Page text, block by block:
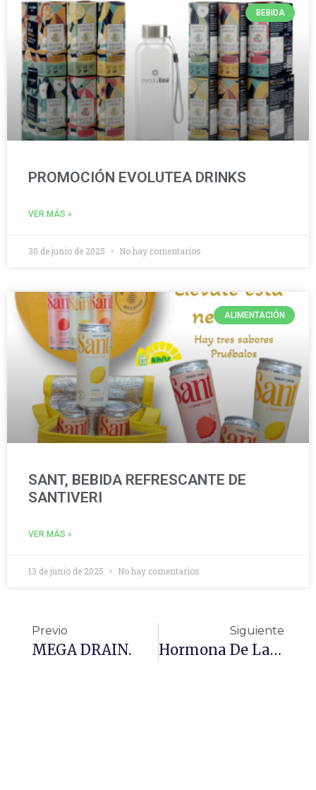
BEBIDA
PROMOCIÓN EVOLUTEA DRINKS
VER MÁS »
30 de junio de 2025 No hay comentarios
ALIMENTACIÓN
SANT, BEBIDA REFRESCANTE DE
SANTIVERI
VER MÁS »
13 de junio de 2025 No hay comentarios
Previo
MEGA DRAIN.
Siguiente
Hormona De La Saciedad: Todo Lo Que Necesitas Saber Para No Engordar Si No Quieres